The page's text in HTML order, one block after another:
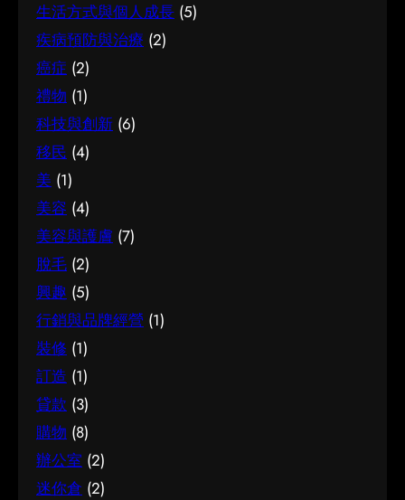
生活方式與個人成長 (5)
疾病預防與治療 (2)
癌症 (2)
禮物 (1)
科技與創新 (6)
移民 (4)
美 (1)
美容 (4)
美容與護膚 (7)
脫毛 (2)
興趣 (5)
行銷與品牌經營 (1)
裝修 (1)
訂造 (1)
貸款 (3)
購物 (8)
辦公室 (2)
迷你倉 (2)